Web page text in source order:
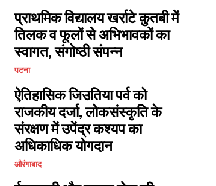
प्राथमिक विद्यालय खर्राटे कुतबी में
तिलक व फूलों से अभिभावकों का
स्वागत, संगोष्ठी संपन्न
पटना
ऐतिहासिक जिउतिया पर्व को
राजकीय दर्जा, लोकसंस्कृति के
संरक्षण में उपेंद्र कश्यप का
अधिकाधिक योगदान
औरंगाबाद